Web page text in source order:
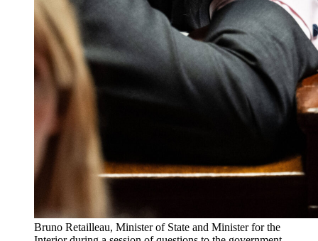
Bruno Retailleau, Minister of State and Minister for the